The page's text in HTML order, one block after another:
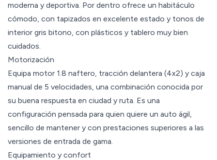
moderna y deportiva. Por dentro ofrece un habitáculo
cómodo, con tapizados en excelente estado y tonos de
interior gris bitono, con plásticos y tablero muy bien
cuidados.
Motorización
Equipa motor 1.8 naftero, tracción delantera (4x2) y caja
manual de 5 velocidades, una combinación conocida por
su buena respuesta en ciudad y ruta. Es una
configuración pensada para quien quiere un auto ágil,
sencillo de mantener y con prestaciones superiores a las
versiones de entrada de gama.
Equipamiento y confort